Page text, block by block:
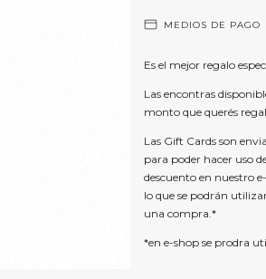
MEDIOS DE PAGO
Es el mejor regalo
Las encontras
monto que querés
Las Gift Cards son
para poder hacer uso
descuento en nuestro
lo que se podrán
una compra.*
*en e-shop se prodra